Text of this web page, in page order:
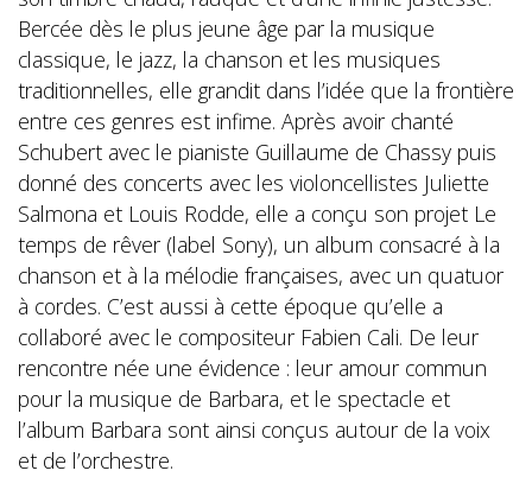
Bercée dès le plus jeune âge par la musique
classique, le jazz, la chanson et les musiques
traditionnelles, elle grandit dans l’idée que la frontière
entre ces genres est infime. Après avoir chanté
Schubert avec le pianiste Guillaume de Chassy puis
donné des concerts avec les violoncellistes Juliette
Salmona et Louis Rodde, elle a conçu son projet Le
temps de rêver (label Sony), un album consacré à la
chanson et à la mélodie françaises, avec un quatuor
à cordes. C’est aussi à cette époque qu’elle a
collaboré avec le compositeur Fabien Cali. De leur
rencontre née une évidence : leur amour commun
pour la musique de Barbara, et le spectacle et
l’album Barbara sont ainsi conçus autour de la voix
et de l’orchestre.